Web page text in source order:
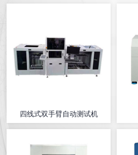
四线式双手臂自动测试机